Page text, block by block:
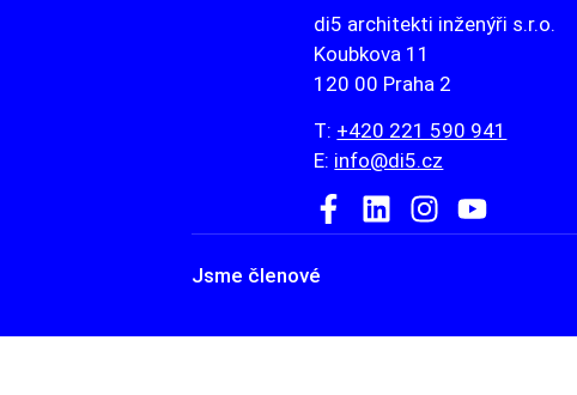
di5 architekti inženýři s.r.o.
Koubkova 11
120 00 Praha 2
T: +420 221 590 941
E: info@di5.cz
Jsme členové